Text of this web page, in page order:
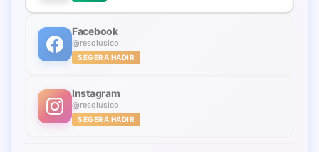
Facebook
@resolusico
SEGERA HADIR
Instagram
@resolusico
SEGERA HADIR